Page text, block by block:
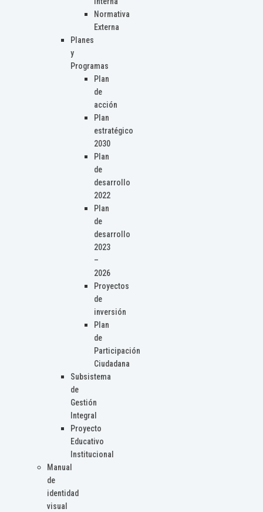
Normativa
Externa
Planes
y
Programas
Plan
de
acción
Plan
estratégico
2030
Plan
de
desarrollo
2022
Plan
de
desarrollo
2023
–
2026
Proyectos
de
inversión
Plan
de
Participación
Ciudadana
Subsistema
de
Gestión
Integral
Proyecto
Educativo
Institucional
Manual
de
identidad
visual